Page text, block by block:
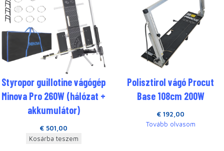
Styropor guillotine vágógép
Minova Pro 260W (hálózat +
akkumulátor)
€ 501,00
Kosárba teszem
Polisztirol vágó Procut
Base 108cm 200W
€ 192,00
Tovább olvasom